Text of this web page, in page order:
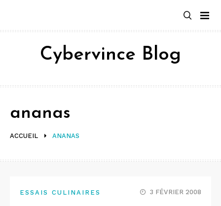
contenu
Cybervince Blog
ACCUEIL ANANAS
ananas
ESSAIS CULINAIRES 3 FÉVRIER 2008